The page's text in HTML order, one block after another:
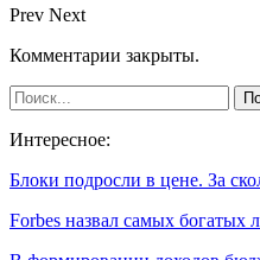
Prev Next
Комментарии закрыты.
Интересное:
Блоки подросли в цене. За
Forbes назвал самых богатых